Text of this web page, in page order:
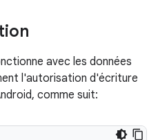
avec les données
l'autorisation d'écriture
comme suit: